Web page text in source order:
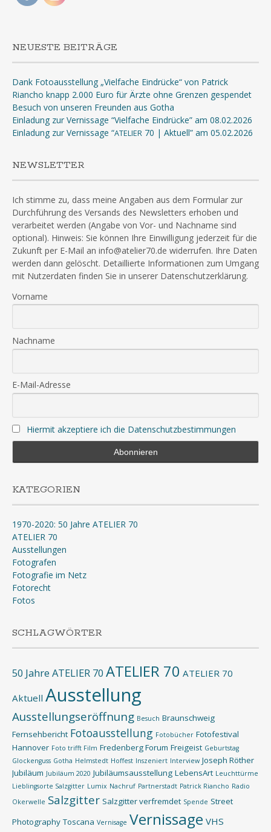
NEUESTE BEITRÄGE
Dank Fotoausstellung „Vielfache Eindrücke“ von Patrick
Riancho knapp 2.000 Euro für Ärzte ohne Grenzen gespendet
Besuch von unseren Freunden aus Gotha
Einladung zur Vernissage “Vielfache Eindrücke” am 08.02.2026
Einladung zur Vernissage “ATELIER 70 | Aktuell” am 05.02.2026
NEWSLETTER
Ich stimme zu, dass meine Angaben aus dem Formular zur
Durchführung des Versands des Newsletters erhoben und
verarbeitet werden (Angabe von Vor- und Nachname sind
optional). Hinweis: Sie können Ihre Einwilligung jederzeit für die
Zukunft per E-Mail an info@atelier70.de widerrufen. Ihre Daten
werden dann gelöscht. Detaillierte Informationen zum Umgang
mit Nutzerdaten finden Sie in unserer Datenschutzerklärung.
Vorname
Nachname
E-Mail-Adresse
Hiermit akzeptiere ich die Datenschutzbestimmungen
KATEGORIEN
1970-2020: 50 Jahre ATELIER 70
ATELIER 70
Ausstellungen
Fotografen
Fotografie im Netz
Fotorecht
Fotos
SCHLAGWÖRTER
50 Jahre ATELIER 70 ATELIER 70 ATELIER 70
Aktuell Ausstellung
Ausstellungseröffnung Besuch Braunschweig
Fernsehbericht Fotoausstellung Fotobücher Fotofestival
Hannover Foto trifft Film Fredenberg Forum Freigeist Geburtstag
Glockenguss Gotha Helmstedt Hoffest Inszeniert Interview Joseph Röther
Jubiläum Jubiläum 2020 Jubiläumsausstellung LebensArt Leuchttürme
Lieblingsorte Salzgitter Lumix Nachruf Partnerstadt Patrick Riancho Radio
Okerwelle Salzgitter Salzgitter verfremdet Spende Street
Photography Toscana Vernisage Vernissage VHS